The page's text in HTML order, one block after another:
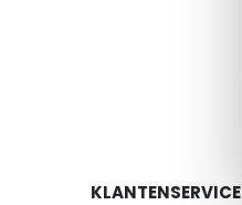
KLANTENSERVICE